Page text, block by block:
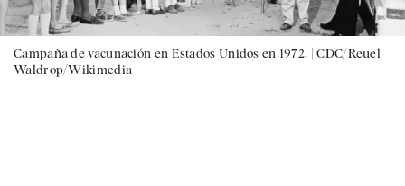
Campaña de vacunación en Estados Unidos en 1972. |CDC/Reuel
Waldrop/Wikimedia